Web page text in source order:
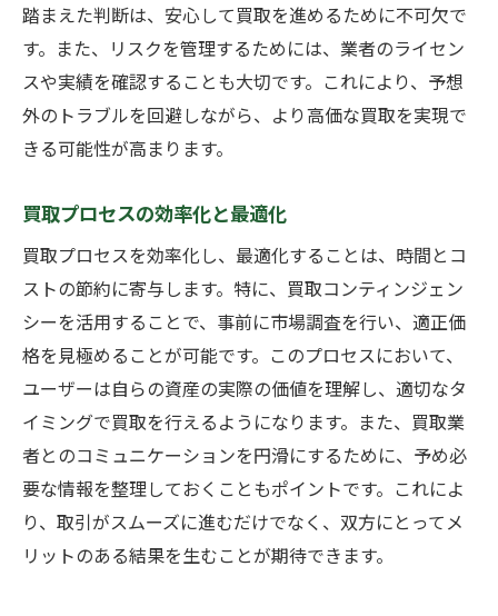
踏まえた判断は、安心して買取を進めるために不可欠で
す。また、リスクを管理するためには、業者のライセン
スや実績を確認することも大切です。これにより、予想
外のトラブルを回避しながら、より高価な買取を実現で
きる可能性が高まります。
買取プロセスの効率化と最適化
買取プロセスを効率化し、最適化することは、時間とコ
ストの節約に寄与します。特に、買取コンティンジェン
シーを活用することで、事前に市場調査を行い、適正価
格を見極めることが可能です。このプロセスにおいて、
ユーザーは自らの資産の実際の価値を理解し、適切なタ
イミングで買取を行えるようになります。また、買取業
者とのコミュニケーションを円滑にするために、予め必
要な情報を整理しておくこともポイントです。これによ
り、取引がスムーズに進むだけでなく、双方にとってメ
リットのある結果を生むことが期待できます。